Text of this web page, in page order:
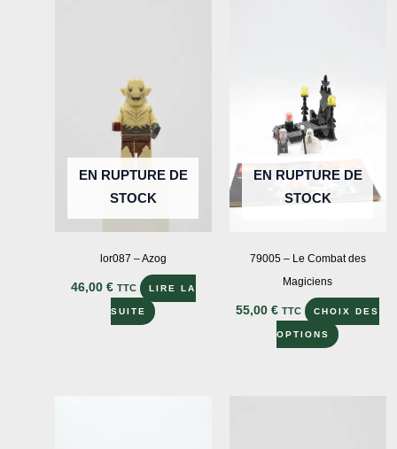
EN RUPTURE DE
STOCK
lor087 – Azog
46,00 € TTC LIRE LA
SUITE
EN RUPTURE DE
STOCK
79005 – Le Combat des
Magiciens
55,00€ TTC CHOIX DES
OPTIONS
Ce